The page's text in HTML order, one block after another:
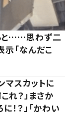
と……思わず二
「なんだこ
マスカットに
れ？」まさか
！？」「かわい